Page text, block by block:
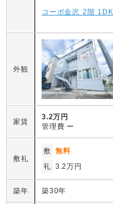
コーポ金沢 2階 1DK
外観
家賃
3.2万円
管理費 ー
敷礼
敷 無料
礼 3.2万円
築年 築30年